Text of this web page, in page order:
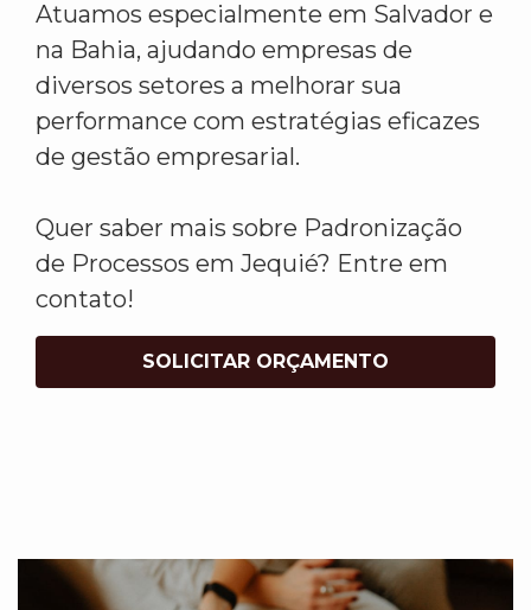
Atuamos especialmente em Salvador e
na Bahia, ajudando empresas de
diversos setores a melhorar sua
performance com estratégias eficazes
de gestão empresarial.
Quer saber mais sobre Padronização
de Processos em Jequié? Entre em
contato!
SOLICITAR ORÇAMENTO